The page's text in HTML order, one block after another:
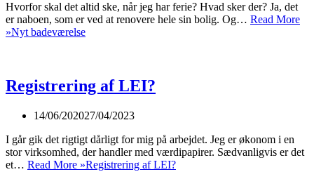
Hvorfor skal det altid ske, når jeg har ferie? Hvad sker der? Ja, det
er naboen, som er ved at renovere hele sin bolig. Og… Read More
»Nyt badeværelse
Registrering af LEI?
14/06/202027/04/2023
I går gik det rigtigt dårligt for mig på arbejdet. Jeg er økonom i en
stor virksomhed, der handler med værdipapirer. Sædvanligvis er det
et… Read More »Registrering af LEI?